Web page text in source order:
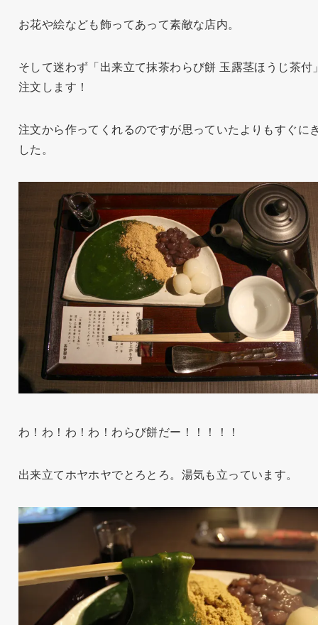
お花や絵なども飾ってあって素敵な店内。
そして迷わず「出来立て抹茶わらび餅 玉露茎ほうじ茶付
注文します！
注文から作ってくれるのですが思っていたよりもすぐに
した。
わ！わ！わ！わ！わらび餅だー！！！！！
出来立てホヤホヤでとろとろ。湯気も立っています。